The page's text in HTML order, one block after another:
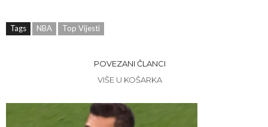
Tags NBA Top Vijesti
POVEZANI ČLANCI
VIŠE U KOŠARKA